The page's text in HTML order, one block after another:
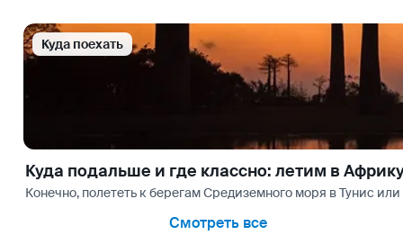
Куда поехать
Куда подальше и где классно: летим в
Конечно, полететь к берегам Средиземного моря в Тунис
Смотреть все